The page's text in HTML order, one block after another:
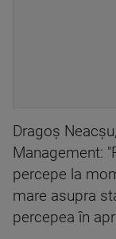
Dragoş
Management:
percepe la
mare asupra
percepea în